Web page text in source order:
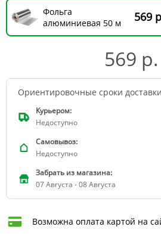
Фольга
алюминиевая 50 м
569
569 р.
Ориентировочные сроки
Курьером:
Недоступно
Самовывоз:
Недоступно
Забрать из магазина:
07 Августа - 08 Августа
Возможна оплата картой на